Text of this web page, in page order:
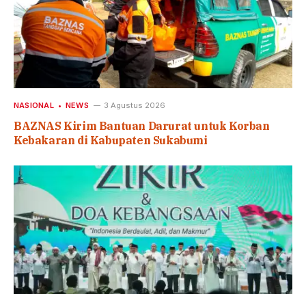
NASIONAL NEWS 3 Agustus 2026
BAZNAS Kirim Bantuan Darurat untuk Korban
Kebakaran di Kabupaten Sukabumi